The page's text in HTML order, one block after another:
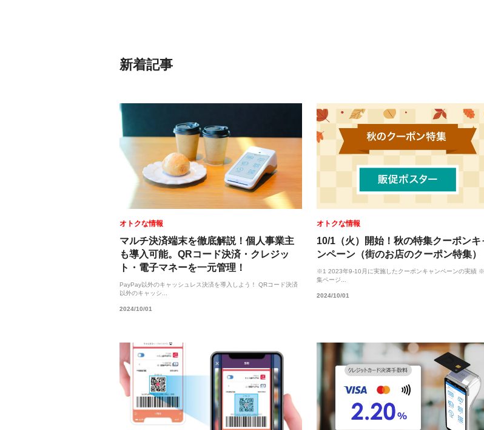
新着記事
オトクな情報
マルチ決済端末を徹底解説！個人事業主
も導入可能。QRコード決済・クレジッ
ト・電子マネーを一元管理！
PayPay以外のキャッシュレス決済を導入しよう！ QRコード決済
以外のキャッシ...
2024/10/01
オトクな情報
10/1（火）開始！秋の特集クーポンキ
ンペーン（街のお店のクーポン特集）
※1 2023年9-10月に実施したクーポンキャンペーンの実績
集ページ...
2024/10/01